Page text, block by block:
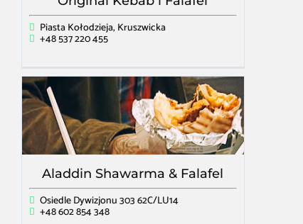
Piasta Kołodzieja, Kruszwicka
+48 537 220 455
Aladdin Shawarma & Falafel
Osiedle Dywizjonu 303 62C/LU14
+48 602 854 348